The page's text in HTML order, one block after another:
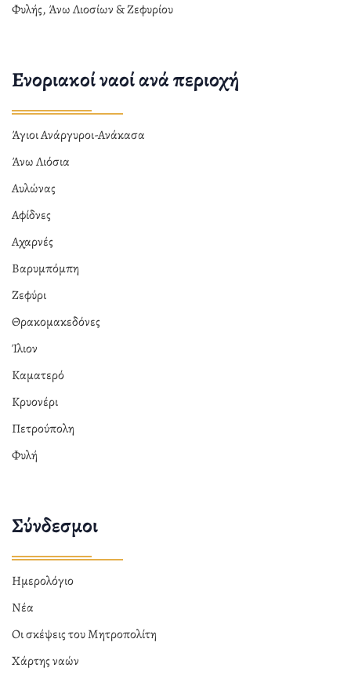
Φυλής, Άνω Λιοσίων & Ζεφυρίου
Ενοριακοί ναοί ανά περιοχή
Άγιοι Ανάργυροι-Ανάκασα
Άνω Λιόσια
Αυλώνας
Αφίδνες
Αχαρνές
Βαρυμπόμπη
Ζεφύρι
Θρακομακεδόνες
Ίλιον
Καματερό
Κρυονέρι
Πετρούπολη
Φυλή
Σύνδεσμοι
Ημερολόγιο
Νέα
Οι σκέψεις του Μητροπολίτη
Χάρτης ναών